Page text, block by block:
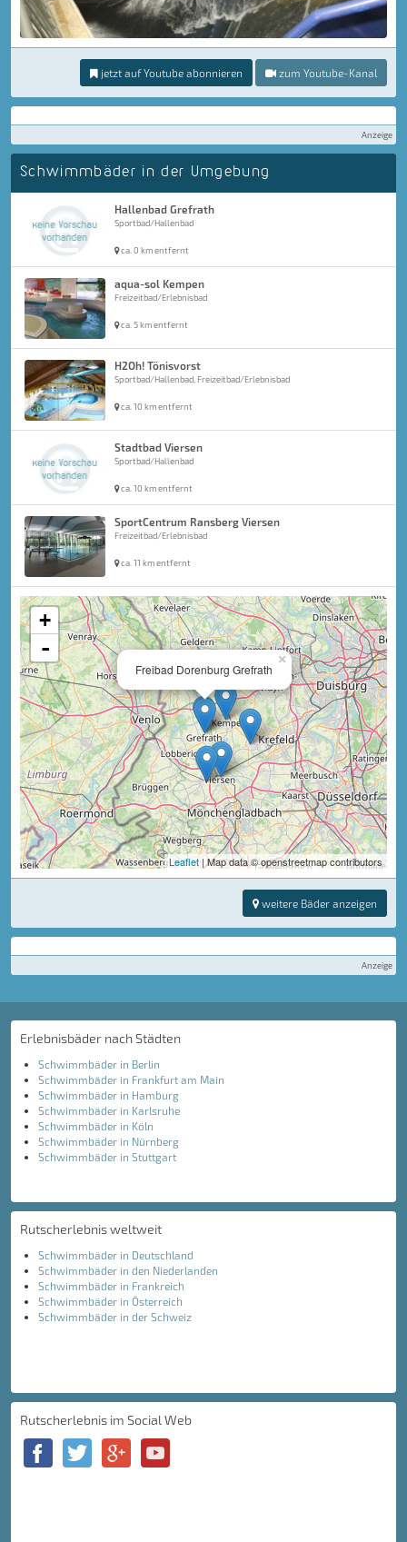
jetzt auf Youtube abonnieren zum Youtube-Kanal
Anzeige
Schwimmbäder in der Umgebung
Hallenbad Grefrath
Sportbad/Hallenbad
ca. 0 km entfernt
aqua-sol Kempen
Freizeitbad/Erlebnisbad
ca. 5 km entfernt
H2Oh! Tönisvorst
Sportbad/Hallenbad, Freizeitbad/Erlebnisbad
ca. 10 km entfernt
Stadtbad Viersen
Sportbad/Hallenbad
ca. 10 km entfernt
SportCentrum Ransberg Viersen
Freizeitbad/Erlebnisbad
ca. 11 km entfernt
×
Freibad Dorenburg Grefrath
+
-
Leaflet| Map data © openstreetmap contributors
weitere Bäder anzeigen
Anzeige
Erlebnisbäder nach Städten
Schwimmbäder in Berlin
Schwimmbäder in Frankfurt am Main
Schwimmbäder in Hamburg
Schwimmbäder in Karlsruhe
Schwimmbäder in Köln
Schwimmbäder in Nürnberg
Schwimmbäder in Stuttgart
Rutscherlebnis weltweit
Schwimmbäder in Deutschland
Schwimmbäder in den Niederlanden
Schwimmbäder in Frankreich
Schwimmbäder in Österreich
Schwimmbäder in der Schweiz
Rutscherlebnis im Social Web